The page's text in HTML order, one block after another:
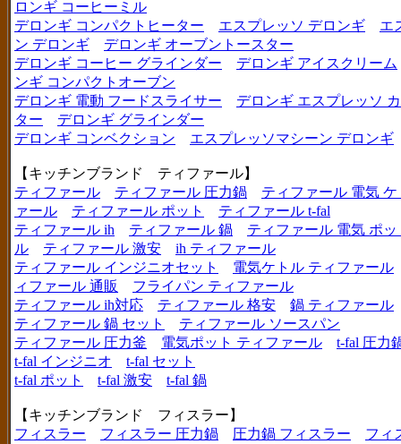
ロンギ コーヒーミル
デロンギ コンパクトヒーター
エスプレッソ デロンギ
エ
ン デロンギ
デロンギ オーブントースター
デロンギ コーヒー グラインダー
デロンギ アイスクリーム
ンギ コンパクトオーブン
デロンギ 電動 フードスライサー
デロンギ エスプレッソ
ター
デロンギ グラインダー
デロンギ コンベクション
エスプレッソマシーン デロンギ
【キッチンブランド ティファール】
ティファール
ティファール 圧力鍋
ティファール 電気 ケ
ァール
ティファール ポット
ティファール t-fal
ティファール ih
ティファール 鍋
ティファール 電気 ポッ
ル
ティファール 激安
ih ティファール
ティファール インジニオセット
電気ケトル ティファール
ィファール 通販
フライパン ティファール
ティファール ih対応
ティファール 格安
鍋 ティファール
ティファール 鍋 セット
ティファール ソースパン
ティファール 圧力釜
電気ポット ティファール
t-fal 圧力
t-fal インジニオ
t-fal セット
t-fal ポット
t-fal 激安 t-fal 鍋
【キッチンブランド フィスラー】
フィスラー
フィスラー 圧力鍋 圧力鍋 フィスラー
フィ